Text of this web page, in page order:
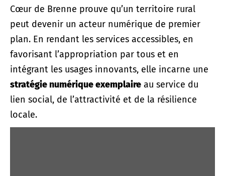
Cœur de Brenne prouve qu’un territoire rural
peut devenir un acteur numérique de premier
plan. En rendant les services accessibles, en
favorisant l’appropriation par tous et en
intégrant les usages innovants, elle incarne une
stratégie numérique exemplaire au service du
lien social, de l’attractivité et de la résilience
locale.